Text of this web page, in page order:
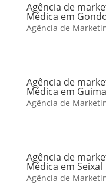
Agência de
Médica em
Agência de
Agência de
Médica em
Agência de
Agência de
Médica em Seixal
Agência de